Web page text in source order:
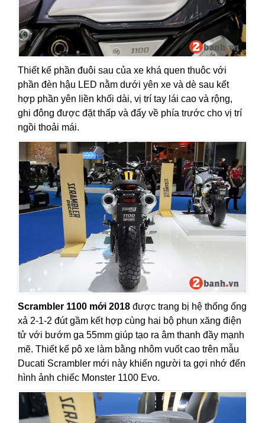
Thiết kế phần đuôi sau của xe khá quen thuôc với
phần đèn hậu LED nằm dưới yên xe và dè sau kết
hợp phần yên liền khối dài, vị trí tay lái cao và rộng,
ghi đông được đặt thấp và đẩy về phía trước cho vị trí
ngồi thoải mái.
Scrambler 1100 mới 2018 được trang bị hệ thống ống
xả 2-1-2 đút gầm kết hợp cùng hai bộ phun xăng điện
tử với bướm ga 55mm giúp tạo ra âm thanh đầy mạnh
mẽ. Thiết kế pô xe làm bằng nhôm vuốt cao trên mẫu
Ducati Scrambler mới này khiến người ta gợi nhớ đến
hình ảnh chiếc Monster 1100 Evo.